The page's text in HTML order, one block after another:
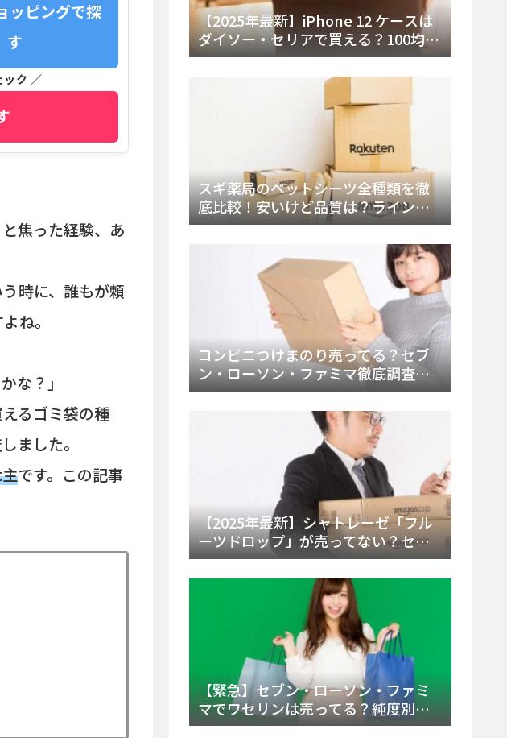
ッピングで探
す
ック ／
焦った経験、あ
時に、誰もが頼
ね。
な？」
るゴミ袋の種
ました。
です。この記事
【2025年最新】iPhone 12 ケースは
ダイソー・セリアで買える？100均の
在庫状況と失敗しない選び方を徹底
スギ薬局のペットシーツ全種類を徹
底比較！安いけど品質は？ラインナ
ップと販売店（Amazon・楽天含む）
コンビニつけまのり売ってる？セブ
ン・ローソン・ファミマ徹底調査！
ドンキや薬局、Amazon楽天で買う方
【2025年最新】シャトレーゼ「フル
ーツドロップ」が売ってない？セブ
ンでの販売終了理由と代替アイスを
徹底解説！
【緊急】セブン・ローソン・ファミ
マでワセリンは売ってる？純度別お
すすめ品と販売場所を徹底まとめ